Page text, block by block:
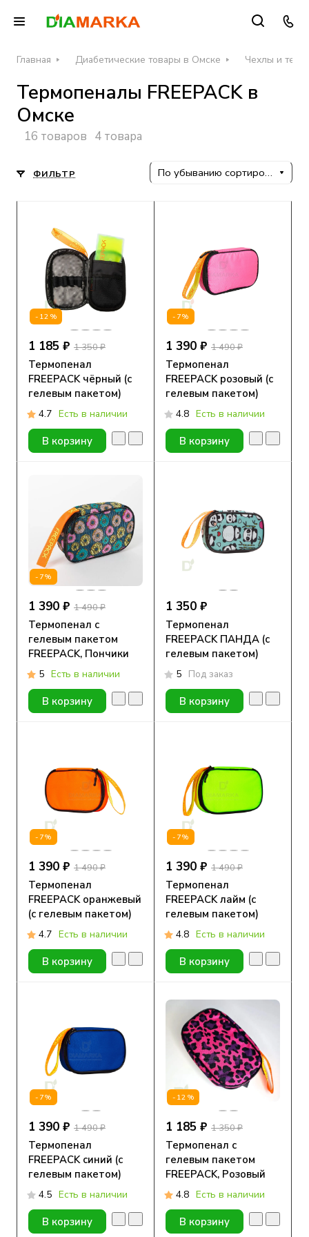
Главная Диабетические товары в Омске Чехлы и
Термопеналы FREEPACK в
Омске
16 товаров 4 товара
ФИЛЬТР По убыванию сортировки
-12%
1 185 ₽ 1 350 ₽
Термопенал
FREEPACK чёрный (с
гелевым пакетом)
4.7 Есть в наличии
В корзину
-7%
1 390 ₽ 1 490 ₽
Термопенал
FREEPACK розовый (с
гелевым пакетом)
4.8 Есть в наличии
В корзину
-7%
1 390 ₽ 1 490 ₽
Термопенал с
гелевым пакетом
FREEPACK, Пончики
5 Есть в наличии
В корзину
1 350 ₽
Термопенал
FREEPACK ПАНДА (с
гелевым пакетом)
5 Под заказ
В корзину
-7%
1 390 ₽ 1 490 ₽
Термопенал
FREEPACK оранжевый
(с гелевым пакетом)
4.7 Есть в наличии
В корзину
-7%
1 390 ₽ 1 490 ₽
Термопенал
FREEPACK лайм (с
гелевым пакетом)
4.8 Есть в наличии
В корзину
-7%
1 390 ₽ 1 490 ₽
Термопенал
FREEPACK синий (с
гелевым пакетом)
4.5 Есть в наличии
В корзину
-12%
1 185 ₽ 1 350 ₽
Термопенал с
гелевым пакетом
FREEPACK, Розовый
леопард
4.8 Есть в наличии
В корзину